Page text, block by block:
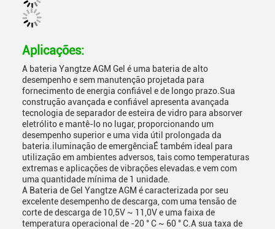
Aplicações:
A bateria Yangtze AGM Gel é uma bateria de alto
desempenho e sem manutenção projetada para
fornecimento de energia confiável e de longo prazo.Sua
construção avançada e confiável apresenta avançada
tecnologia de separador de esteira de vidro para absorver
eletrólito e mantê-lo no lugar, proporcionando um
desempenho superior e uma vida útil prolongada da
bateria.iluminação de emergênciaÉ também ideal para
utilização em ambientes adversos, tais como temperaturas
extremas e aplicações de vibrações elevadas.e vem com
uma quantidade mínima de 1 unidade.
A Bateria de Gel Yangtze AGM é caracterizada por seu
excelente desempenho de descarga, com uma tensão de
corte de descarga de 10,5V ~ 11,0V e uma faixa de
temperatura operacional de -20 ° C ~ 60 ° C.A sua taxa de